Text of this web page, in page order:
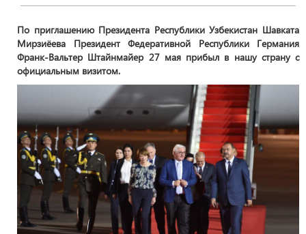
По приглашению Президента Республики Узбекистан Шавката
Мирзиёева Президент Федеративной Республики Германия
Франк-Вальтер Штайнмайер 27 мая прибыл в нашу страну с
официальным визитом.